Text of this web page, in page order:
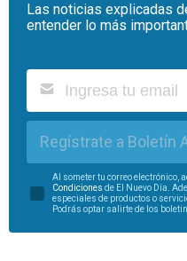
Las noticias explicadas
entender lo más
Regístrate a Boletín
Al someter tu correo electrónico,
Condiciones de El Nuevo Día.
especiales de productos o
Podrás optar salirte de los